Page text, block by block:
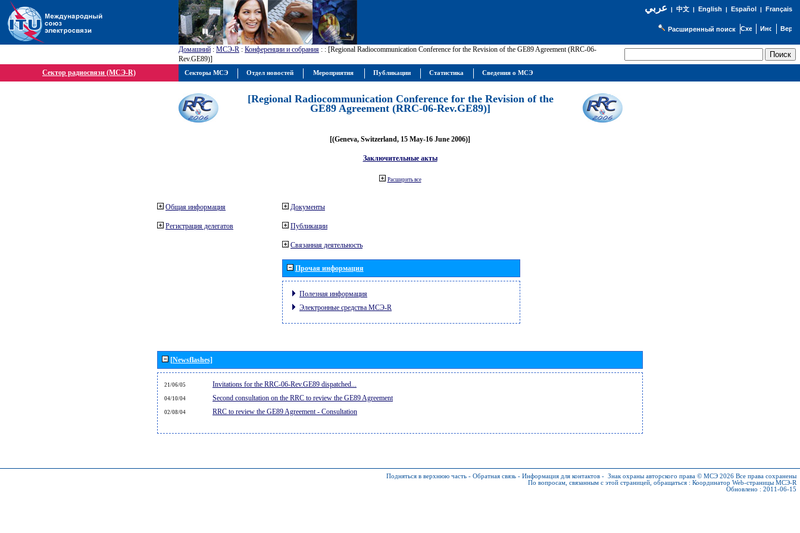
عربي| 中文| English | Español | Français
Расширенный поиск
Домашний : МСЭ-R : Конференции и собрания : : [Regional Radiocommunication Conference for the Revision of the GE89 Agreement (RRC-06-
Rev.GE89)]
Сектор радиосвязи (МСЭ-R)
[Regional Radiocommunication Conference for the Revision of the
GE89 Agreement (RRC-06-Rev.GE89)]
[(Geneva, Switzerland, 15 May-16 June 2006)]
Заключительные акты
Расширить все
Общая информация
Регистрация делегатов
Документы
Публикации
Связанная деятельность
Прочая информация
Полезная информация
Электронные средства МСЭ-R
[Newsflashes]
21/06/05 Invitations for the RRC-06-Rev.GE89 dispatched...
04/10/04 Second consultation on the RRC to review the GE89 Agreement
02/08/04 RRC to review the GE89 Agreement - Consultation
Подняться в верхнюю часть - Обратная связь - Информация для контактов - Знак охраны авторского права © МСЭ 2026 Все права сохранены
По вопросам, связанным с этой страницей, обращаться : Координатор Web-страницы МСЭ-R
Обновлено : 2011-06-15
Секторы МСЭ Отдел новостей Мероприятия Публикации Статистика Сведения о МСЭ